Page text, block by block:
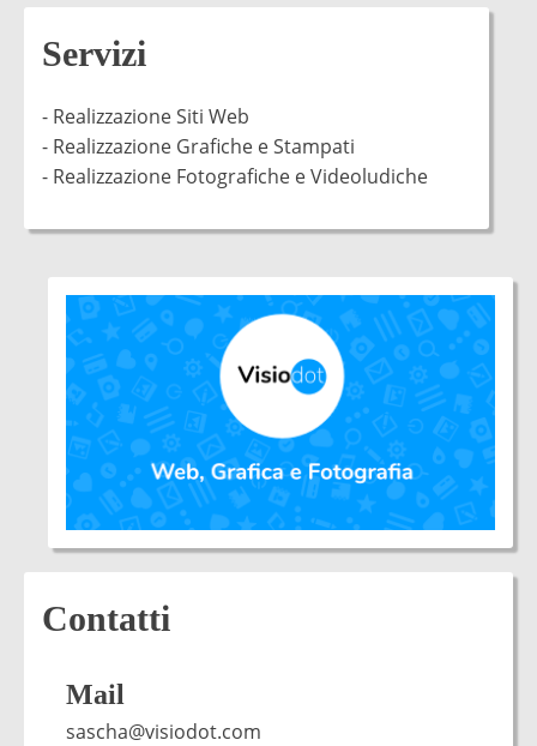
Servizi
- Realizzazione Siti Web
- Realizzazione Grafiche e Stampati
- Realizzazione Fotografiche e Videoludiche
Contatti
Mail
sascha@visiodot.com